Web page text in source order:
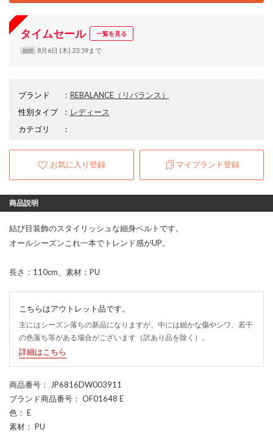
タイムセール 一覧を見る
期間 8月6日 (木) 23:59まで
ブランド ： REBALANCE（リバランス）
性別タイプ
： レディース
カテゴリ
：
お気に入り登録 マイブランド登録
商品説明
結び目装飾のスタイリッシュな細身ベルトです。
オールシーズンこれ一本でトレンド感がUP。
長さ：110cm、素材：PU
こちらはアウトレット品です。
主にはシーズン落ちの新品になりますが、中には細かな傷やシワ、若干
の色落ち等がある場合がございます（訳あり品を除く）。
詳細はこちら
商品番号 ： JP6816DW003911
ブランド商品番号 ： OF01648 E
色 ： E
素材 ： PU